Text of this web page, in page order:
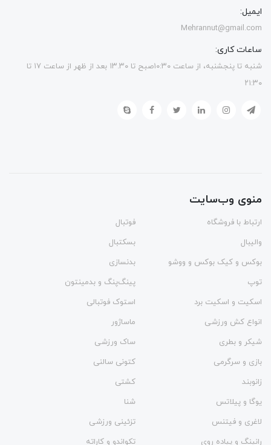
ایمیل:
Mehrannut@gmail.com
ساعات کاری:
شنبه تا پنجشنبه، از ساعت ۱۰:۳۰صبح تا ۱۳.۳۰ بعد از ظهر از ساعت ۱۷ تا
۲۱:۳۰
منوی وب‌سایت
ارتباط با فروشگاه
فوتبال
والیبال
بسکتبال
بوکس و کیک بوکس و ووشو
بدنسازی
توپ
پینگ‌پنگ و بدمينتون
اسکیت و اسکیت برد
استوک فوتبالی
انواع کش ورزشی
ماساژور
شیکر و بطری
ساک ورزشی
بازی و سرگرمی
کتونی سالنی
زانوبند
کشتی
یوگا و پیلاتس
شنا
لاغری و فیتنس
تزئینی ورزشی
رانینگ و پیاده روی
تکواندو و کاراته